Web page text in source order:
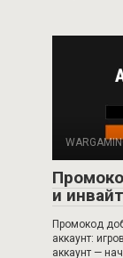
и
Промокод
аккаунт:
аккаунт —